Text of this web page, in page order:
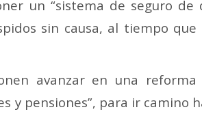
un “sistema de seguro de
sin causa, al tiempo
avanzar en una reforma
y pensiones”, para ir camino